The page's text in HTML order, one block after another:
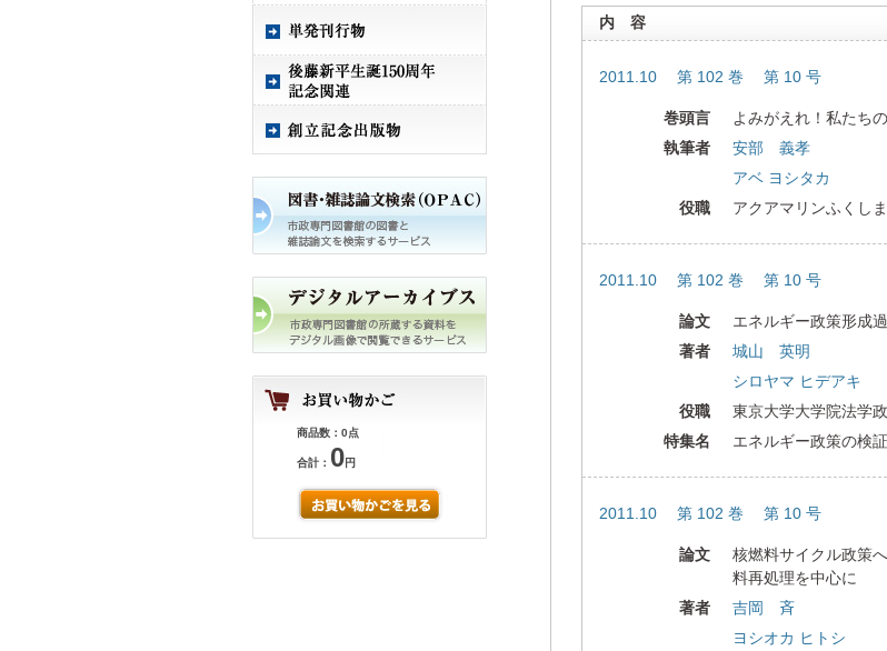
商品数：0点
合計： 0円
内 容
2011.10 第 102 巻 第 10 号
巻頭言
よみがえれ！私たち
執筆者
安部 義孝
アベ ヨシタカ
役職
アクアマリンふくし
2011.10 第 102 巻 第 10 号
論文
エネルギー政策形成
著者
城山 英明
シロヤマ ヒデアキ
役職
東京大学大学院法学
特集名
エネルギー政策の検証
2011.10 第 102 巻 第 10 号
論文
核燃料サイクル政策
料再処理を中心に
著者
吉岡 斉
ヨシオカ ヒトシ